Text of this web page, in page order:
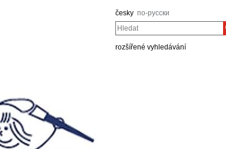
česky по-русски
Hledat
rozšířené vyhledávání